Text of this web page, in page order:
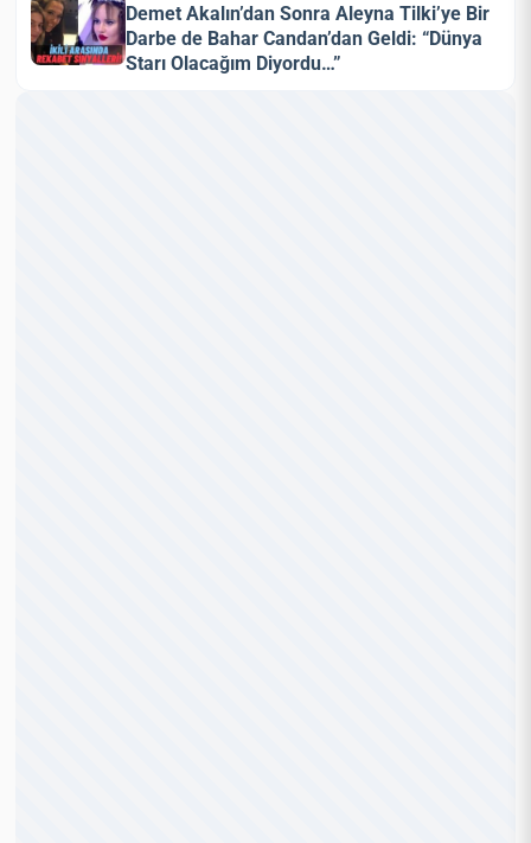
Demet Akalın’dan Sonra Aleyna Tilki’ye Bir
Darbe de Bahar Candan’dan Geldi: “Dünya
Starı Olacağım Diyordu…”